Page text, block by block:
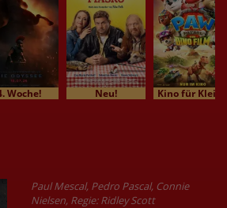
Woche! Neu! Kino für
Paul Mescal, Pedro Pascal, Connie
Nielsen, Regie: Ridley Scott